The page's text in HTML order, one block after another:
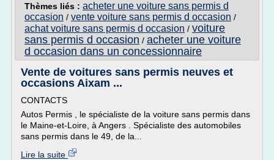
Thèmes liés : acheter une voiture sans permis d
occasion / vente voiture sans permis d occasion /
achat voiture sans permis d occasion / voiture
sans permis d occasion / acheter une voiture
d occasion dans un concessionnaire
Vente de voitures sans permis neuves et
occasions Aixam ...
CONTACTS
Autos Permis , le spécialiste de la voiture sans permis dans
le Maine-et-Loire, à Angers . Spécialiste des automobiles
sans permis dans le 49, de la...
Lire la suite